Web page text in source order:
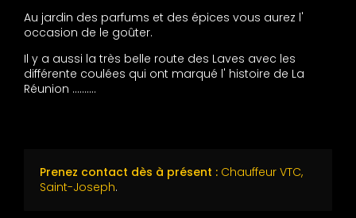
Au jardin des parfums et des épices vous aurez l'
occasion de le goûter.
Il y a aussi la très belle route des Laves avec les
différente coulées qui ont marqué l' histoire de La
Réunion ..........
Prenez contact dès à présent : Chauffeur VTC,
Saint-Joseph.